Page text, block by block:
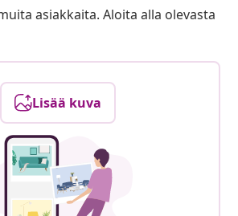
asiakkaita. Aloita alla olevasta
Lisää kuva